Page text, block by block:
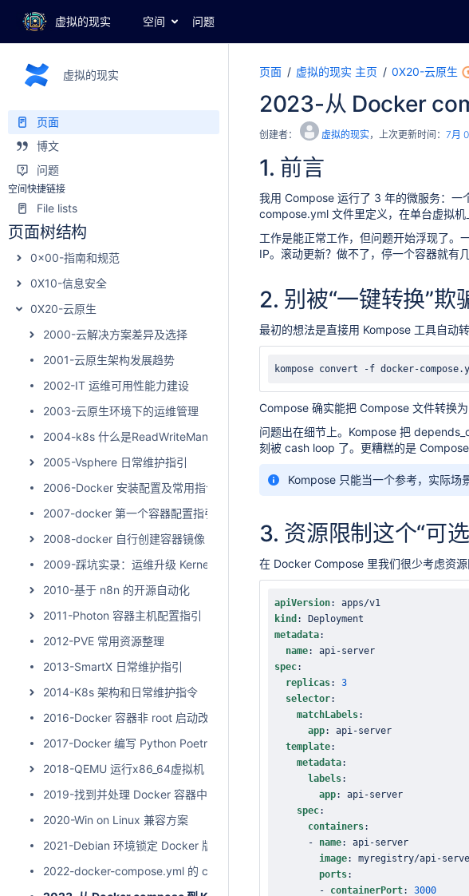
虚拟的现实 空间 问题
虚拟的现实
页面
博文
问题
空间快捷链接
File lists
页面树结构
0x00-指南和规范
0X10-信息安全
0X20-云原生
2000-云解决方案差异及选择
2001-云原生架构发展趋势
2002-IT 运维可用性能力建设
2003-云原生环境下的运维管理
2004-k8s 什么是ReadWriteMany
2005-Vsphere 日常维护指引
2006-Docker 安装配置及常用指令
2007-docker 第一个容器配置指引
2008-docker 自行创建容器镜像
2009-踩坑实录：运维升级 Kernel 后，Go 服务 TCP 连接为何暴增10倍？
2010-基于 n8n 的开源自动化
2011-Photon 容器主机配置指引
2012-PVE 常用资源整理
2013-SmartX 日常维护指引
2014-K8s 架构和日常维护指令
2016-Docker 容器非 root 启动改造的经验
2017-Docker 编写 Python Poetry 项目的 Dockerfile
2018-QEMU 运行x86_64虚拟机
2019-找到并处理 Docker 容器中的僵尸进程
2020-Win on Linux 兼容方案
2021-Debian 环境锁定 Docker 版本
2022-docker-compose.yml 的 command 应用
页面 虚拟的现实 主页 0X20-云原生
2023-从 Docker
创建者： 虚拟的现实，上次更新时间： 7月
1. 前言
我用 Compose 运行了 3 年的微服务：
compose.yml 文件里定义，在单台虚拟
工作是能正常工作，但问题开始浮现了。
IP。滚动更新？做不了，停一个容器就有
2. 别被“一键转换”欺
最初的想法是直接用 Kompose 工具自动
kompose convert -f docker-
Compose 确实能把 Compose 文件转换
问题出在细节上。Kompose 把
刻被 cash loop 了。更糟糕的是
Kompose 只能当一个参考，实际场
3. 资源限制这个“可
在 Docker Compose 里我们很少考虑资
apiVersion:
kind :
metadata:
name: api-
spec:
replicas:
3
selector:
matchLabels:
app: api-
template:
metadata:
labels:
app: api-
spec:
containers:
-
name: api-
image: myregistry/api-
ports:
-
containerPort:
3000